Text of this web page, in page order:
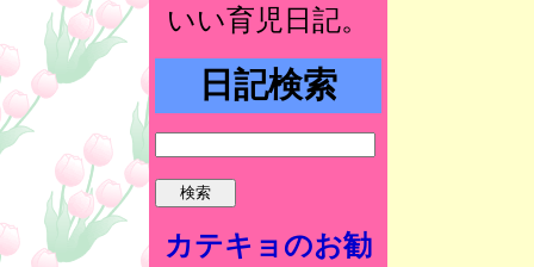
いい育児日記。
日記検索
カテキョのお勧